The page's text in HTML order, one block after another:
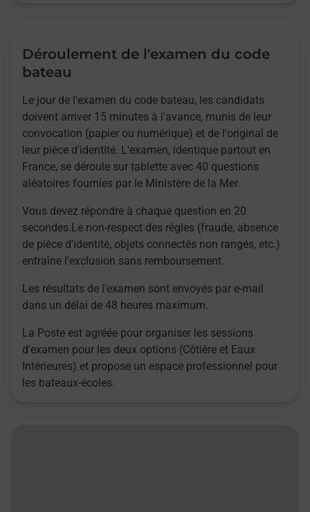
Déroulement de l'examen du code
bateau
Le jour de l'examen du code bateau, les candidats
doivent arriver 15 minutes à l'avance, munis de leur
convocation (papier ou numérique) et de l'original de
leur pièce d'identité. L'examen, identique partout en
France, se déroule sur tablette avec 40 questions
aléatoires fournies par le Ministère de la Mer.
Vous devez répondre à chaque question en 20
secondes.Le non-respect des règles (fraude, absence
de pièce d'identité, objets connectés non rangés, etc.)
entraîne l'exclusion sans remboursement.
Les résultats de l'examen sont envoyés par e-mail
dans un délai de 48 heures maximum.
La Poste est agréée pour organiser les sessions
d'examen pour les deux options (Côtière et Eaux
Intérieures) et propose un espace professionnel pour
les bateaux-écoles.